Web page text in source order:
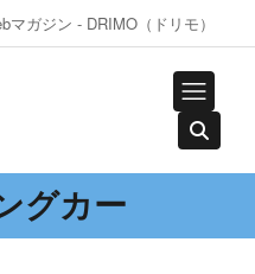
ガジン - DRIMO（ドリモ）
グカー